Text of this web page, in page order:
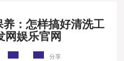
：怎样搞好清洗工
网娱乐官网
分享